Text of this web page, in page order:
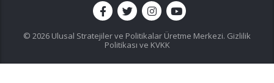
© 2026 Ulusal Stratejiler ve Politikalar Üretme Merkezi. Gizlilik
Politikası ve KVKK